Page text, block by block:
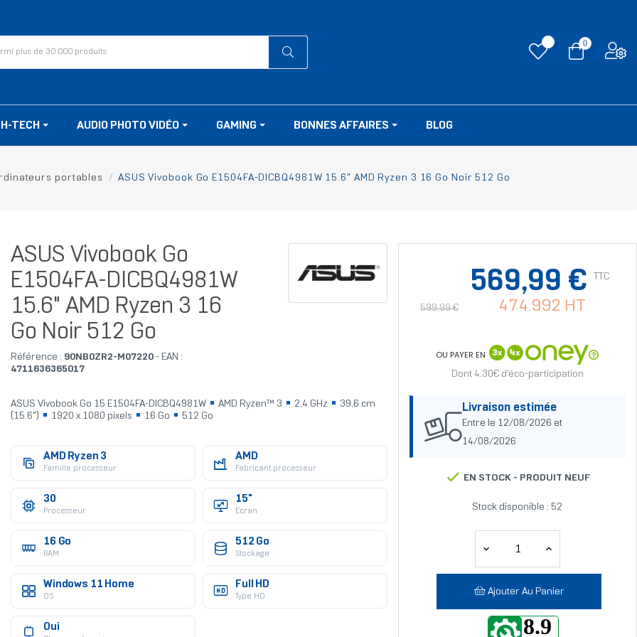
0
TECH AUDIO PHOTO VIDÉO GAMING BONNES AFFAIRES BLOG
portables ASUS Vivobook Go E1504FA-DICBQ4981W 15.6" AMD Ryzen 3 16 Go Noir 512 Go
ASUS Vivobook Go
E1504FA-DICBQ4981W
15.6" AMD Ryzen 3 16
Go Noir 512 Go
Référence : 90NB0ZR2-M07220- EAN :
4711636365017
ASUS Vivobook Go 15 E1504FA-DICBQ4981W AMD Ryzen™ 3 2,4 GHz
39,6 cm
(15.6")
1920 x 1080 pixels 16 Go 512 Go
AMD Ryzen 3
Famille processeur
AMD
Fabricant processeur
30
Processeur
15"
Ecran
16 Go
RAM
512 Go
Stockage
Windows 11 Home
OS
Full HD
Type HD
Oui
599,99 €
569,99 € TTC
474.992 HT
OU PAYER EN
Dont 4.30€ d'éco-participation
Livraison estimée
Entre le 12/08/2026 et
14/08/2026
EN STOCK - PRODUIT NEUF
Stock disponible : 52
Ajouter Au Panier
8.9